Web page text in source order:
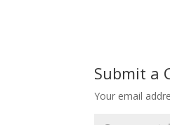
Submit a
Your email